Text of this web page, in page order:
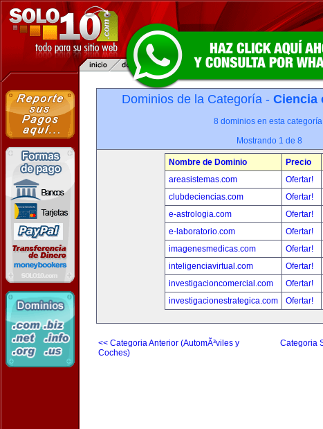
Dominios de la Categoría - Ciencia
8 dominios en esta
Mostrando 1 de 8
Nombre de Dominio Precio
areasistemas.com
Ofertar!
clubdeciencias.com
Ofertar!
e-astrologia.com
Ofertar!
e-laboratorio.com
Ofertar!
imagenesmedicas.com
Ofertar!
inteligenciavirtual.com
Ofertar!
investigacioncomercial.com
Ofertar!
investigacionestrategica.com
Ofertar!
<< Categoria Anterior (AutomÃ³viles y
Coches)
Categoria